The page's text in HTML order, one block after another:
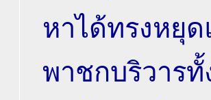
หาได้ทรงหยุ
พาชกบริวาร